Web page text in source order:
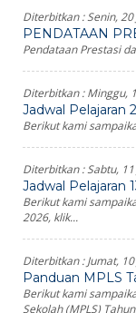
Diterbitkan :Senin, 20
PENDATAAN
Pendataan Prestasi
Diterbitkan :Minggu,
Jadwal Pelajaran
Berikut kami
Diterbitkan :Sabtu,
Jadwal Pelajaran
Berikut kami
2026, klik...
Diterbitkan :Jumat,
Panduan MPLS
Berikut kami
Sekolah (MPLS)